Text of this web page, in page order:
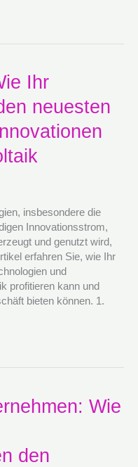
Ihr
neuesten
insbesondere die
Innovationsstrom,
und genutzt wird,
erfahren Sie, wie Ihr
und
profitieren kann und
bieten können. 1.
Wie
den